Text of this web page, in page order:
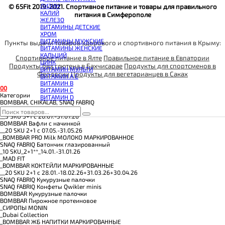
КРЕАТИН
ПОЛЕЗНЫЕ ЖИРЫ
ПРОТЕИН
ПРОТЕИНОВОЕ ПЕЧЕНЬЕ
ПРОТЕИНОВЫЕ БАТОНЧИКИ
ПРОТЕИНОВЫЕ КАШИ
ТЕСТОБУСТЕРЫ
ЦИТРУЛЛИН МАЛАТ
ПРЕДТРЕНИРОВОЧНЫЕ КОМПЛЕКСЫ
ЭНЕРГЕТИКИ И ЖИРОСЖИГАТЕЛИ#
ЛИЗИН
КАЛИЙ
ЖЕЛЕЗО
ВИТАМИНЫ ДЕТСКИЕ
ХРОМ
ВИТАМИНЫ МУЖСКИЕ
ВИТАМИНЫ ЖЕНСКИЕ
КАЛЬЦИЙ
ЦИНК
ВИТАМИН МУЛЬТИ
ВИТАМИН A E
ВИТАМИН B
ВИТАМИН C
ВИТАМИН D
© 65Fit 2019-2021. Спортивное питание и товары для правильного
питания в Симферополе
Пункты выдачи товаров здорового и спортивного питания в Крыму:
Спортивное питание в Ялте Правильное питание в Евпатории
Продукты без глютена в Бахчисарае Продукты для спортсменов в
ФеодосииПродукты для вегетарианцев в Саках
00
Категории
BOMBBAR, CHIKALAB, SNAQ FABRIQ
Все товары категории
__3 SKU 3+1 с 20.07.-31.07.26
BOMBBAR Вафли с начинкой
__20 SKU 2+1 с 07.05.-31.05.26
_BOMBBAR PRO Milk МОЛОКО МАРКИРОВАННОЕ
SNAQ FABRIQ Батончик глазированный
_10 SKU_2+1**_14.01.-31.01.26
_MAD FIT
_BOMBBAR КОКТЕЙЛИ МАРКИРОВАННЫЕ
__20 SKU 2+1 с 28.01.-18.02.26+31.03.26+30.04.26
SNAQ FABRIQ Кукурузные палочки
SNAQ FABRIQ Конфеты Qwikler minis
BOMBBAR Кукурузные палочки
BOMBBAR Пирожное протеиновое
_CИРОПЫ MONIN
_Dubai Collection
_BOMBBAR ЖБ НАПИТКИ МАРКИРОВАННЫЕ